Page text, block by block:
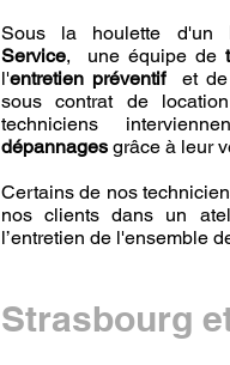
Sous la houlette d'un
Service, une équipe de
l'entretien préventif et
sous contrat de
techniciens
dépannages grâce à leur
Certains de nos
nos clients dans un
l’entretien de l'ensemble
Strasbourg